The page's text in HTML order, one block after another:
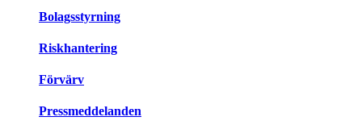
Bolagsstyrning
Riskhantering
Förvärv
Pressmeddelanden